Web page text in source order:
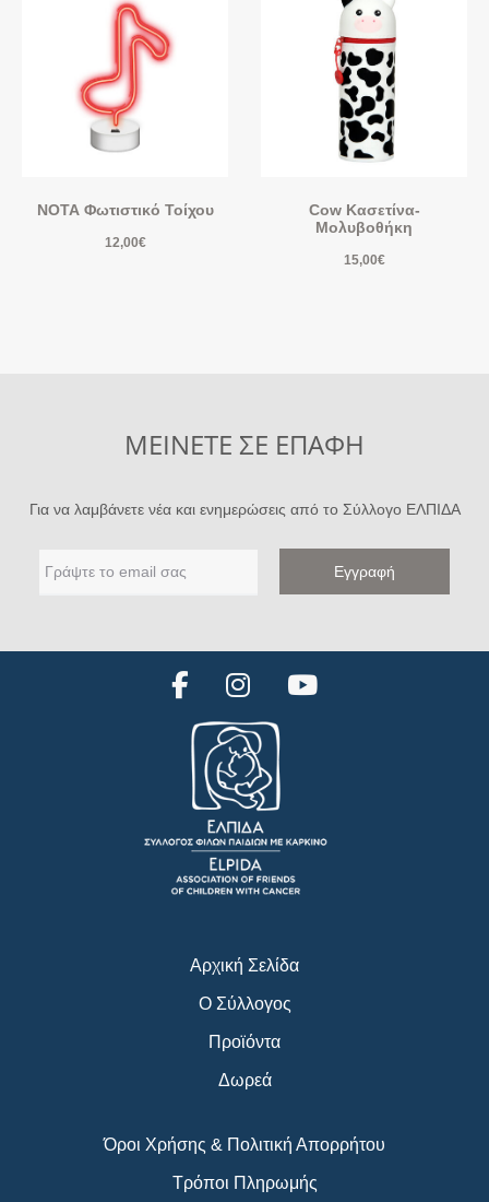
ΝΟΤΑ Φωτιστικό Τοίχου
12,00€
Cow Κασετίνα-
Μολυβοθήκη
15,00€
ΜΕΙΝΕΤΕ ΣΕ ΕΠΑΦΗ
Για να λαμβάνετε νέα και ενημερώσεις από το Σύλλογο ΕΛΠΙΔΑ
c
e
b
o
o
k
s
t
a
g
r
a
m
e
Αρχική Σελίδα
Ο Σύλλογος
Προϊόντα
Δωρεά
Όροι Χρήσης & Πολιτική Απορρήτου
Τρόποι Πληρωμής